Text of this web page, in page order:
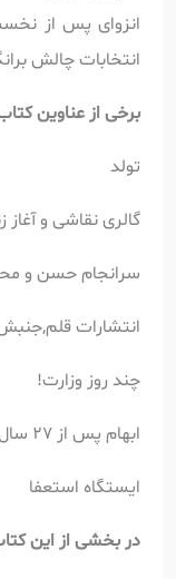
انزوای پس از
انتخابات چالش برانگیز سال
برخی از عناوین
تولد
گالری نقاشی و
سرانجام حسن و
انتشارات
چند روز وزارت!
ابهام پس از 27 سال!
ایستگاه استعفا
در بخشی از این